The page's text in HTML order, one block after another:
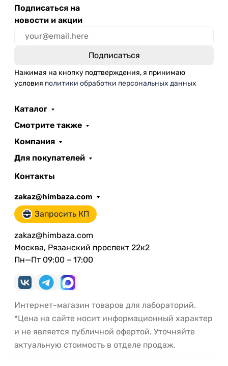
Подписаться на
новости и акции
Нажимая на кнопку подтверждения, я принимаю
условия политики обработки персональных данных
Каталог
Смотрите также
Компания
Для покупателей
Контакты
zakaz@himbaza.com
Запросить КП
zakaz@himbaza.com
Москва, Рязанский проспект 22к2
Пн—Пт 09:00 – 17:00
Интернет-магазин товаров для лабораторий.
*Цена на сайте носит информационный характер
и не является публичной офертой. Уточняйте
актуальную стоимость в отделе продаж.